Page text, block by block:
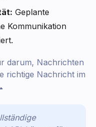
Geplante
Kommunikation
darum, Nachrichten
richtige Nachricht im